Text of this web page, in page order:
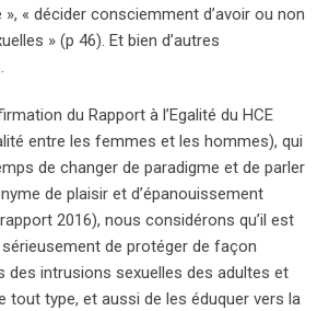
« décider consciemment d’avoir ou non
» (p 46). Et bien d’autres
du Rapport à l’Egalité du HCE
entre les femmes et les hommes), qui
de changer de paradigme et de parler
de plaisir et d’épanouissement
2016), nous considérons qu’il est
de protéger de façon
intrusions sexuelles des adultes et
tout type, et aussi de les éduquer vers la